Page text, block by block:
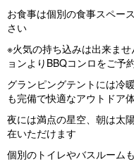
お食事は個別の食事スペー
さい
※火気の持ち込みは出来ま
ョンよりBBQコンロをご予
グランピングテントには冷
も完備で快適なアウトドア
夜には満点の星空、朝は太
在いただけます
個別のトイレやバスルーム